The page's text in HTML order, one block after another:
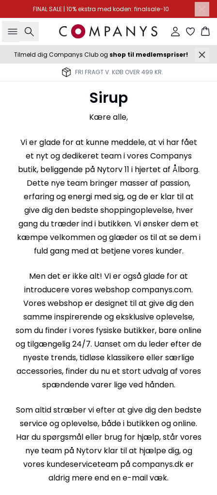
FINAL SALE | 10% ekstra med koden: finalsale-10
Søg Log ind
Tilmeld dig Companys Club og shop til medlemspriser!
FRI FRAGT V. KØB OVER 499 KR.
Sirup
Kære alle,
Vi er glade for at kunne meddele, at vi har fået
et nyt og dedikeret team i vores Companys
butik, beliggende på Nytorv 11 i hjertet af Ålborg.
Dette nye team bringer masser af passion,
erfaring og energi med sig, og de er klar til at
give dig den bedste shoppingoplevelse, hver
gang du træder ind i butikken. Vi ønsker dem et
kæmpe velkommen og glæder os til at se dem i
fuld gang med at betjene vores kunder.
Men det er ikke alt! Vi er også glade for at
introducere vores webshop companys.com.
Vores webshop er designet til at give dig den
samme inspirerende og eksklusive oplevelse,
som du finder i vores fysiske butikker, bare online
og tilgængelig 24/7. Uanset om du leder efter de
nyeste trends, tidløse klassikere eller særlige
accessories, finder du nu et stort udvalg af vores
spændende varer lige ved hånden.
Som altid stræber vi efter at give dig den bedste
service og oplevelse, både i butikken og online.
Har du spørgsmål eller brug for hjælp, står vores
nye team på Nytorv klar til at hjælpe dig, og
vores kundeserviceteam på companys.dk er
aldrig mere end en e-mail væk.